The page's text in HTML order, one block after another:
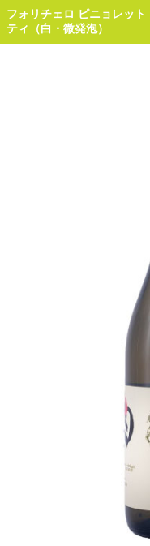
フォリチェロ ピニョレッ
ティ（白・微発泡）